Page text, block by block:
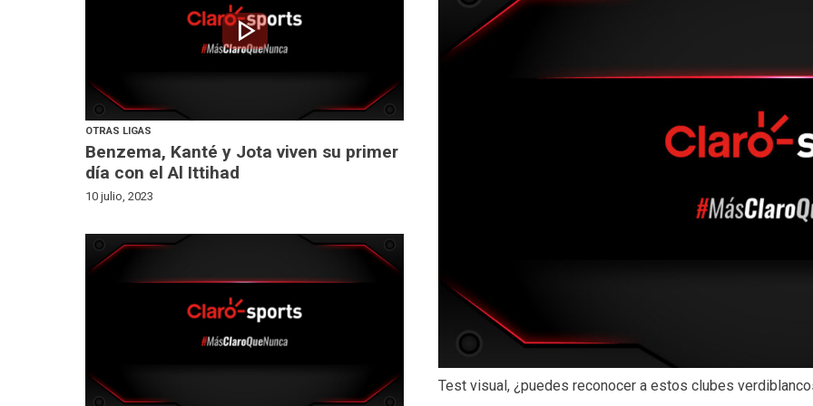
play_arrow
OTRAS LIGAS
Benzema, Kanté y Jota viven su primer
día con el Al Ittihad
10 julio, 2023
Test visual, ¿puedes reconocer a estos clubes